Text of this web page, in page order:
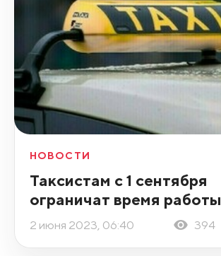
НОВОСТИ
Таксистам с 1 сентября
ограничат время работы
2 июня 2023, 06:40 394